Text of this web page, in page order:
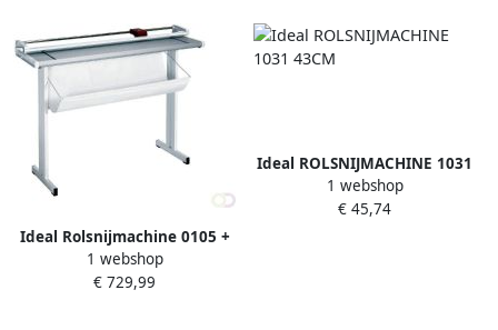
Ideal Rolsnijmachine 0105 +
onderstel
1 webshop
€ 729,99
Ideal ROLSNIJMACHINE 1031
43CM
1 webshop
€ 45,74